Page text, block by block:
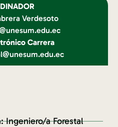
Verdesoto
Carrera
Ingeniero/a Forestal